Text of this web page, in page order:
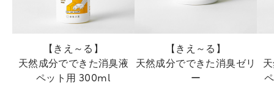
【きえ～る】
天然成分でできた消臭液
ペット用 300ml
【きえ～る】
天然成分でできた消臭ゼリ
ー